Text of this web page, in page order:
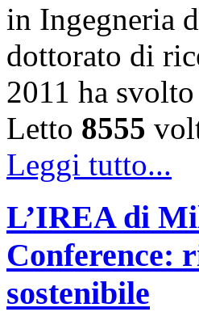
in Ingegneria
dottorato di
2011 ha
Letto 8555
Leggi tutto...
L’IREA di
Conference:
sostenibile